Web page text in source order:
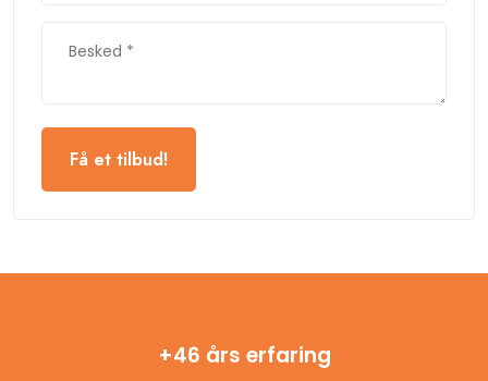
+46 års erfaring